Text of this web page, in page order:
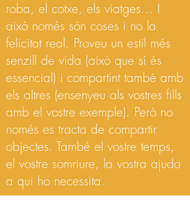
roba, el cotxe, els viatges... I
això només són coses i no la
felicitat real. Proveu un estil més
senzill de vida (això que sí és
essencial) i compartint també amb
els altres (ensenyeu als vostres fills
amb el vostre exemple). Però no
només es tracta de compartir
objectes. També el vostre temps,
el vostre somriure, la vostra ajuda
a qui ho necessita.